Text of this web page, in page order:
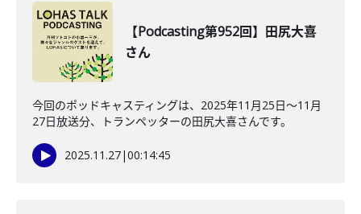
【Podcasting第952回】田尻大喜
さん
今回のポッドキャスティングは、2025年11月25日〜11月
27日放送分、トランペッターの田尻大喜さんです。
2025.11.27|00:14:45